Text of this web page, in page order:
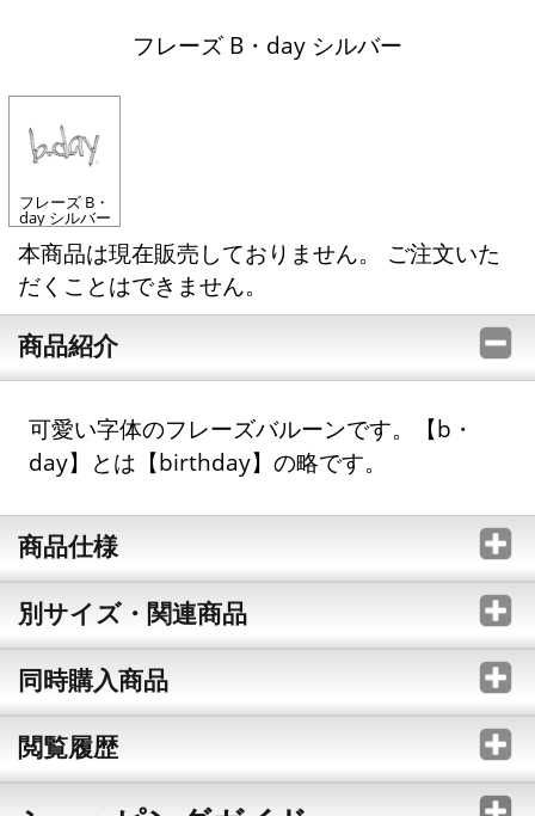
フレーズ B・day シルバー
フレーズ B・
day シルバー
本商品は現在販売しておりません。 ご注文いた
だくことはできません。
商品紹介
可愛い字体のフレーズバルーンです。【b・
day】とは【birthday】の略です。
商品仕様
別サイズ・関連商品
同時購入商品
閲覧履歴